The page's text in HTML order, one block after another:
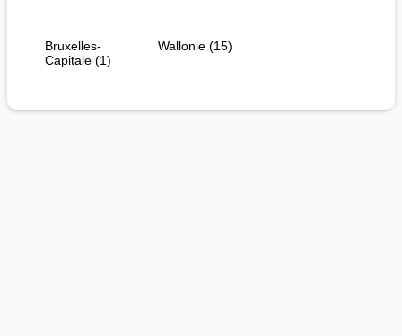
Bruxelles-
Capitale (1)
Wallonie (15)